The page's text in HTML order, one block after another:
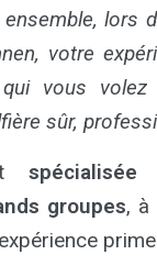
lors
votre
vous
sûr,
groupes, à